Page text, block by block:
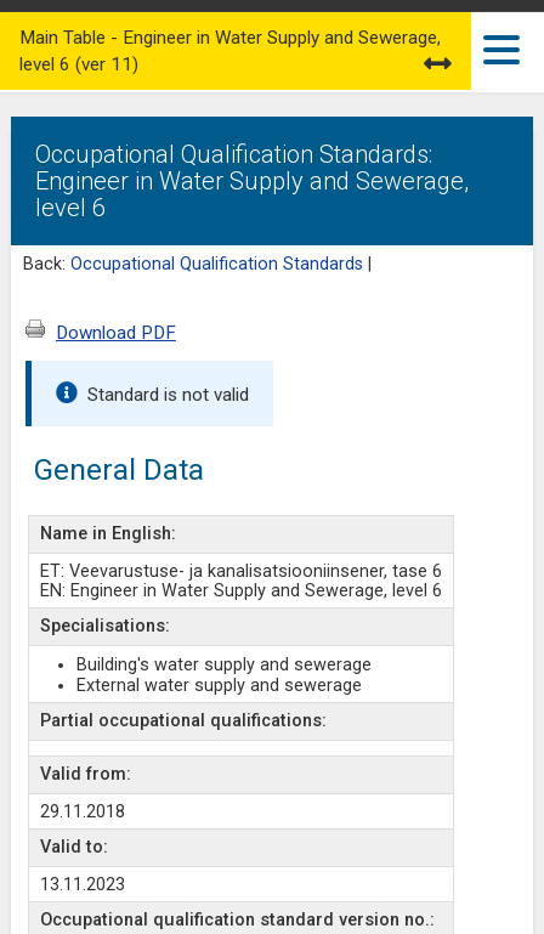
Occupational Qualification Standards:
Engineer in Water Supply and Sewerage,
level 6
Back: Occupational Qualification Standards
Main Table - Engineer in Water Supply and Sewerage,
level 6 (ver 11)
Download PDF
Standard is not valid
General Data
Name in English:
ET: Veevarustuse- ja kanalisatsiooniinsener, tase 6
EN: Engineer in Water Supply and Sewerage, level 6
Specialisations:
Building's water supply and sewerage
External water supply and sewerage
Partial occupational qualifications:
Valid from:
29.11.2018
Valid to:
13.11.2023
Occupational qualification standard version no.: